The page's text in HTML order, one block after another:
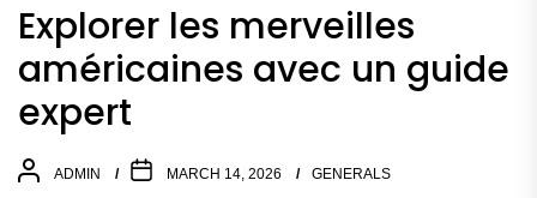
Explorer les merveilles
américaines avec un guide
expert
ADMIN MARCH 14, 2026 GENERALS